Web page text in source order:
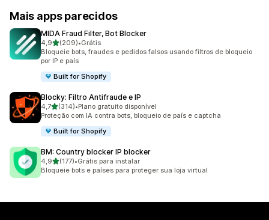
Mais apps parecidos
MIDA Fraud Filter, Bot Blocker
4,9de 5 estrelas
(209)
209 avaliações ao todo
•Grátis
Bloqueie bots, fraudes e pedidos falsos usando filtros de bloqueio
por IP e país
Built for Shopify
Blocky: Filtro Antifraude e IP
4,7de 5 estrelas
(314)
314 avaliações ao todo
•Plano gratuito disponível
Proteção com IA contra bots, bloqueio de país e captcha
Built for Shopify
BM: Country blocker IP blocker
4,9de 5 estrelas
(177)
177 avaliações ao todo
•Grátis para instalar
Bloqueie bots e países para proteger sua loja virtual